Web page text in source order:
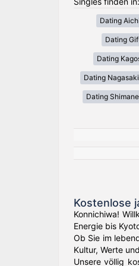
Dating
Dating
Dating
Dating Nagasaki
Dating Shimane
Kostenlose
Konnichiwa!
Energie bis
Ob Sie im
Kultur, Werte
Unsere völlig